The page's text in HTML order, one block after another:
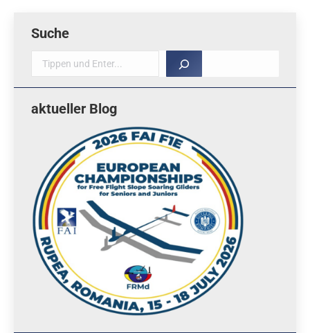
Suche
Suche
aktueller Blog